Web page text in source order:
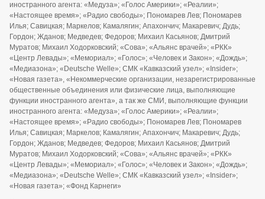
иностранного агента: «Медуза»; «Голос Америки»; «Реалии»;
«Настоящее время»; «Радио свободы»; Пономарев Лев; Пономарев
Илья; Савицкая; Маркелов; Камалягин; Апахончич; Макаревич; Дудь;
Гордон; Жданов; Медведев; Федоров; Михаил Касьянов; Дмитрий
Муратов; Михаил Ходорковский; «Сова»; «Альянс врачей»; «РКК»
«Центр Левады»; «Мемориал»; «Голос»; «Человек и Закон»; «Дождь»;
«Медиазона»; «Deutsche Welle»; СМК «Кавказский узел»; «Insider»;
«Новая газета», «Некоммерческие организации, незарегистрированные
общественные объединения или физические лица, выполняющие
функции иностранного агента», а так же СМИ, выполняющие функции
иностранного агента: «Медуза»; «Голос Америки»; «Реалии»;
«Настоящее время»; «Радио свободы»; Пономарев Лев; Пономарев
Илья; Савицкая; Маркелов; Камалягин; Апахончич; Макаревич; Дудь;
Гордон; Жданов; Медведев; Федоров; Михаил Касьянов; Дмитрий
Муратов; Михаил Ходорковский; «Сова»; «Альянс врачей»; «РКК»
«Центр Левады»; «Мемориал»; «Голос»; «Человек и Закон»; «Дождь»;
«Медиазона»; «Deutsche Welle»; СМК «Кавказский узел»; «Insider»;
«Новая газета»; «Фонд Карнеги»